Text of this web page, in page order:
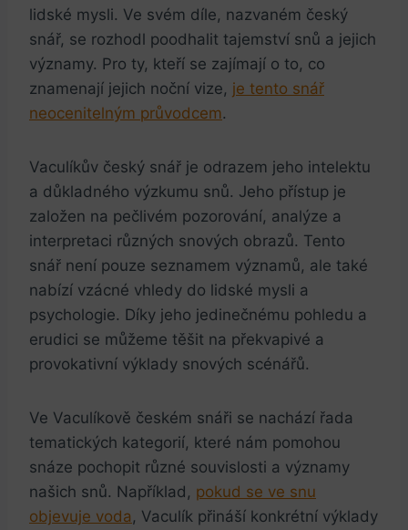
lidské mysli. Ve svém díle, nazvaném český
snář, se rozhodl poodhalit tajemství snů ⁢a jejich
významy. Pro ⁢ty,⁤ kteří se zajímají o to, co
znamenají jejich noční vize, je tento snář
‌neocenitelným průvodcem.
Vaculíkův⁢ český snář ​je odrazem jeho ⁢intelektu
⁢a důkladného výzkumu snů. Jeho přístup je
založen na pečlivém pozorování, analýze a
‌interpretaci různých snových obrazů. Tento‍
snář není pouze seznamem ‌významů, ale také
nabízí ‍vzácné vhledy do lidské⁣ mysli a
psychologie. Díky jeho jedinečnému ⁤pohledu a
erudici se můžeme těšit ​na překvapivé a
provokativní ‍výklady ​snových scénářů.
Ve⁤ Vaculíkově českém snáři se nachází‌ řada
tematických kategorií, které nám pomohou
⁤snáze pochopit‍ různé souvislosti⁣ a významy
našich snů. ⁣Například, pokud se ve snu
objevuje​ voda , Vaculík přináší konkrétní výklady‍